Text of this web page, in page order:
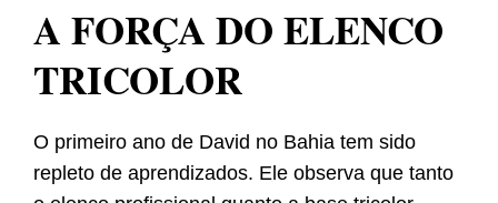
A FORÇA DO ELENCO
TRICOLOR
O primeiro ano de David no Bahia tem sido
repleto de aprendizados. Ele observa que tanto